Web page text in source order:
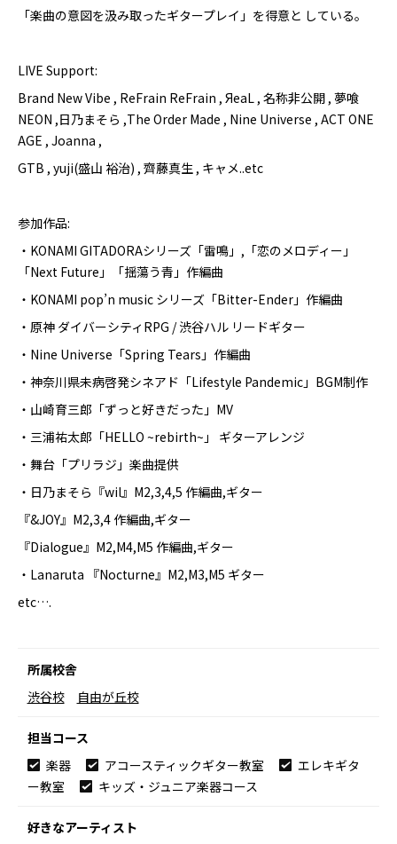
「楽曲の意図を汲み取ったギタープレイ」を得意と している。
LIVE Support:
Brand New Vibe , ReFrain ReFrain , ЯeaL , 名称非公開 , 夢喰
NEON ,日乃まそら ,The Order Made , Nine Universe , ACT ONE
AGE , Joanna ,
GTB , yuji(盛山 裕治) , 齊藤真生 , キャメ..etc
参加作品:
・KONAMI GITADORAシリーズ「雷鳴」,「恋のメロディー」
「Next Future」「揺蕩う青」作編曲
・KONAMI pop’n music シリーズ「Bitter-Ender」作編曲
・原神 ダイバーシティRPG / 渋谷ハル リードギター
・Nine Universe「Spring Tears」作編曲
・神奈川県未病啓発シネアド「Lifestyle Pandemic」BGM制作
・山崎育三郎「ずっと好きだった」MV
・三浦祐太郎「HELLO ~rebirth~」 ギターアレンジ
・舞台「プリラジ」楽曲提供
・日乃まそら『wil』M2,3,4,5 作編曲,ギター
『&JOY』M2,3,4 作編曲,ギター
『Dialogue』M2,M4,M5 作編曲,ギター
・Lanaruta 『Nocturne』M2,M3,M5 ギター
etc….
所属校舎
渋谷校
自由が丘校
担当コース
楽器
アコースティックギター教室
エレキギタ
ー教室
キッズ・ジュニア楽器コース
好きなアーティスト